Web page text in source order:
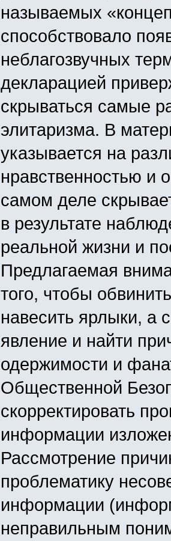
называемых
способствовало
неблагозвучных
декларацией
скрываться самые
элитаризма. В
указывается на
нравственностью и
самом деле
в результате
реальной жизни и
Предлагаемая
того, чтобы
навесить ярлыки, а
явление и найти
одержимости и
Общественной
скорректировать
информации
Рассмотрение
проблематику
информации
неправильным